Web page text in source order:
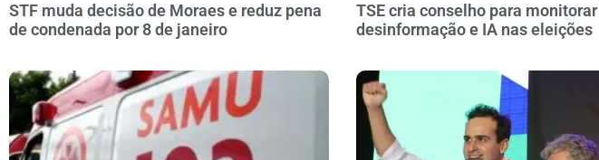
STF muda decisão de Moraes e reduz pena
de condenada por 8 de janeiro
TSE cria conselho para monitorar
desinformação e IA nas eleições